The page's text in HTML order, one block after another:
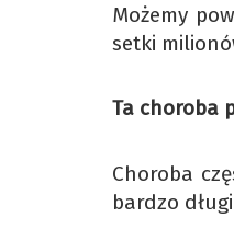
Możemy
setki
Ta choroba
Choroba
bardzo